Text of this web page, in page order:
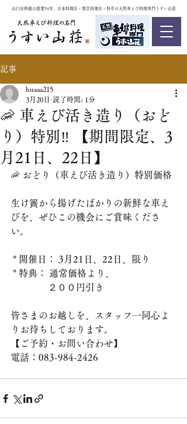
山口市秋穂の創業54年、日本料理店・割烹料理店・料亭の天然車えび料理専門うすい山荘
記事
🦐 車えび活き造り（おど
り）特別‼️ 【期間限定、3
月21日、22日】
huaaa215
3月20日 読了時間: 1分
🦐 おどり（車えび活き造り）特別価格
生け簀から揚げたばかりの新鮮な車え
びを、ぜひこの機会にご賞味くださ
い。
* 開催日： 3月21日、22日、限り
* 特典： 通常価格より、
２００円引き
皆さまのお越しを、スタッフ一同心よ
りお待ちしております。
【ご予約・お問い合わせ】
電話：083-984-2426